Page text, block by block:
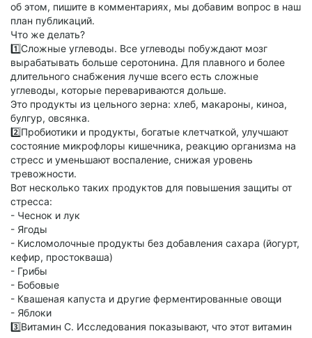
об этом, пишите в комментариях, мы добавим вопрос в наш
план публикаций.
Что же делать?
1️⃣Сложные углеводы. Все углеводы побуждают мозг
вырабатывать больше серотонина. Для плавного и более
длительного снабжения лучше всего есть сложные
углеводы, которые перевариваются дольше.
Это продукты из цельного зерна: хлеб, макароны, киноа,
булгур, овсянка.
2️⃣Пробиотики и продукты, богатые клетчаткой, улучшают
состояние микрофлоры кишечника, реакцию организма на
стресс и уменьшают воспаление, снижая уровень
тревожности.
Вот несколько таких продуктов для повышения защиты от
стресса:
- Чеснок и лук
- Ягоды
- Кисломолочные продукты без добавления сахара (йогурт,
кефир, простокваша)
- Грибы
- Бобовые
- Квашеная капуста и другие ферментированные овощи
- Яблоки
3️⃣Витамин С. Исследования показывают, что этот витамин